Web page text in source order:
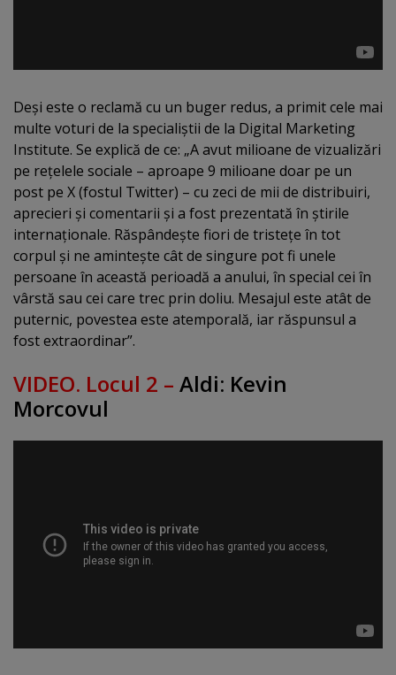
Deşi este o reclamă cu un buger redus, a primit cele mai
multe voturi de la specialiştii de la Digital Marketing
Institute. Se explică de ce: „A avut milioane de vizualizări
pe reţelele sociale – aproape 9 milioane doar pe un
post pe X (fostul Twitter) – cu zeci de mii de distribuiri,
aprecieri şi comentarii şi a fost prezentată în ştirile
internaţionale. Răspândeşte fiori de tristeţe în tot
corpul şi ne aminteşte cât de singure pot fi unele
persoane în această perioadă a anului, în special cei în
vârstă sau cei care trec prin doliu. Mesajul este atât de
puternic, povestea este atemporală, iar răspunsul a
fost extraordinar”.
VIDEO. Locul 2 – Aldi: Kevin
Morcovul